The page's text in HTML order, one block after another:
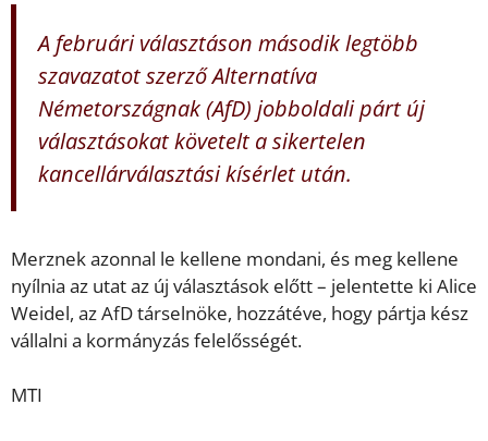
A februári választáson második legtöbb
szavazatot szerző Alternatíva
Németországnak (AfD) jobboldali párt új
választásokat követelt a sikertelen
kancellárválasztási kísérlet után.
Merznek azonnal le kellene mondani, és meg kellene
nyílnia az utat az új választások előtt – jelentette ki Alice
Weidel, az AfD társelnöke, hozzátéve, hogy pártja kész
vállalni a kormányzás felelősségét.
MTI